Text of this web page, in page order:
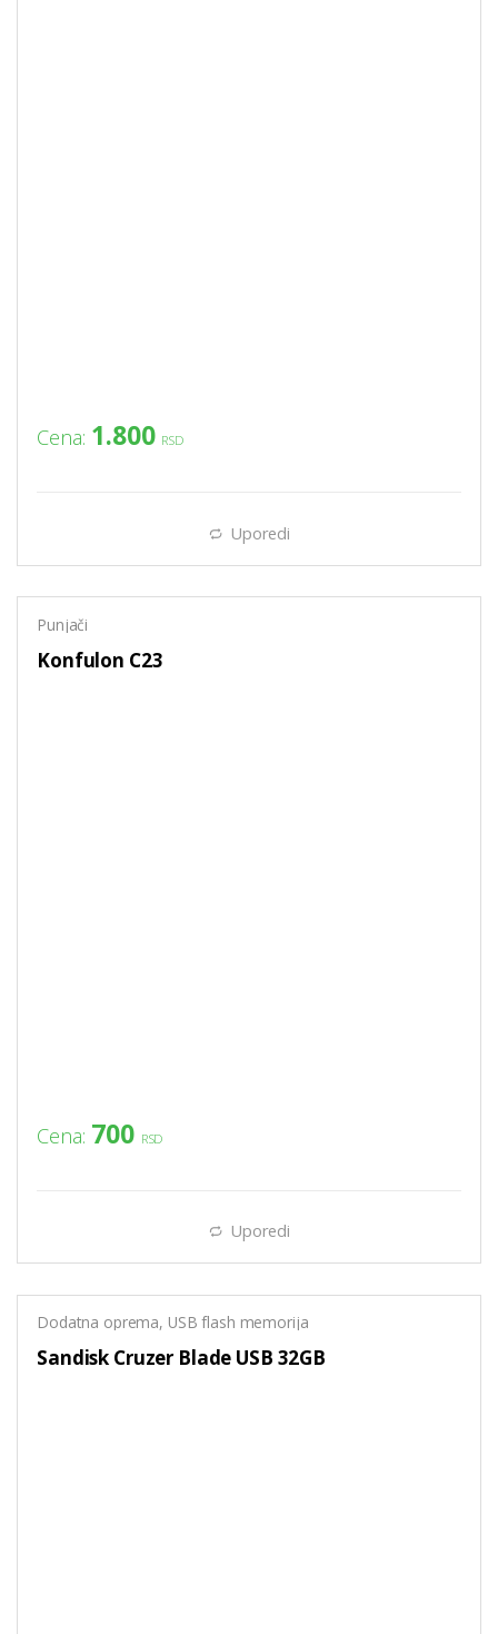
Cena: 1.800 RSD
Uporedi
Punjači
Konfulon C23
Cena: 700 RSD
Uporedi
Dodatna oprema, USB flash memorija
Sandisk Cruzer Blade USB 32GB